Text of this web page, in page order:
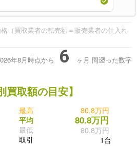
（買取業者の転売額＝販売業者の仕入れ
年8月時点から 6 ヶ月 間遡った数字
買取額の目安】
最高
平均
最低
取引
80.8万円
80.8万円
80.8万円
1台